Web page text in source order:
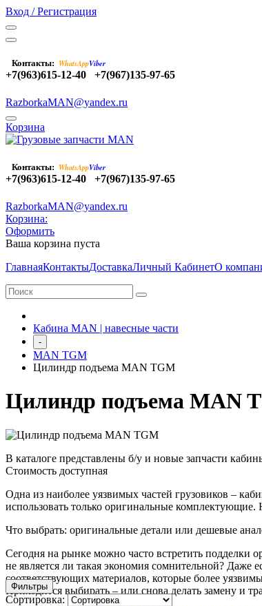
Вход / Регистрация
Контакты: WhatsAppViber
+7(963)615-12-40 +7(967)135-97-65
RazborkaMAN@yandex.ru
Корзина
Контакты: WhatsAppViber
+7(963)615-12-40 +7(967)135-97-65
RazborkaMAN@yandex.ru
Корзина:
Оформить
Ваша корзина пуста
ГлавнаяКонтактыДоставкаЛичный КабинетО
Кабина MAN | навесные части
-
MAN TGM
Цилиндр подъема MAN TGM
Цилиндр подъема MAN
В каталоге представлены б/у и новые запчасти
Стоимость доступная
Одна из наиболее уязвимых частей грузовиков –
использовать только оригинальные комплектующие.
Что выбрать: оригинальные детали или дешевые
Сегодня на рынке можно часто встретить подделки
не является ли такая экономия сомнительной? Даже
соответствующих материалов, которые более
Приходится выбирать – или снова делать замену и
Фильтры
Сортировка: